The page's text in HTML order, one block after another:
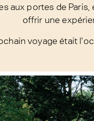
aux portes de
offrir une
voyage était